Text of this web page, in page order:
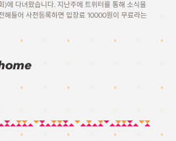
)에 다녀왔습니다. 지난주에 트위터를 통해 소식을
해들어 사전등록하면 입장료 10000원이 무료라는